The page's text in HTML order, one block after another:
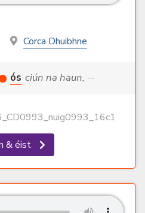
Corca Dhuibhne
ós ciún na haun, ···
& éist